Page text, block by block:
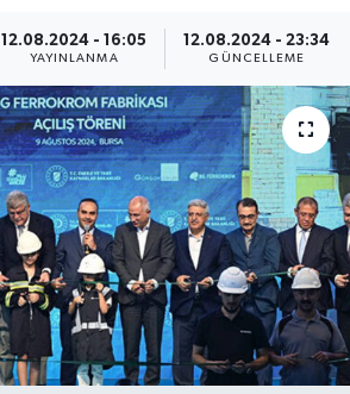
12.08.2024 - 16:05
YAYINLANMA
12.08.2024 - 23:34
GÜNCELLEME